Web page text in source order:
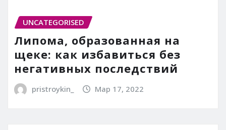
UNCATEGORISED
Липома, образованная на
щеке: как избавиться без
негативных последствий
pristroykin_ Мар 17, 2022